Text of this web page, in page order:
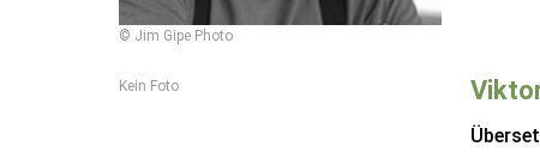
© Jim Gipe Photo
Kein Foto